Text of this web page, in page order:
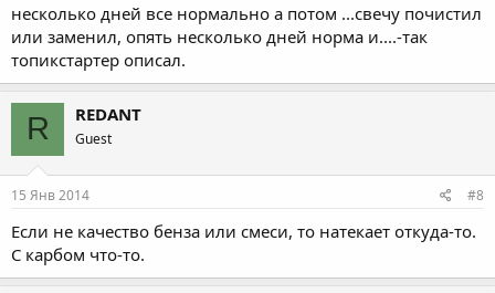
несколько дней все нормально а потом ...свечу почистил
или заменил, опять несколько дней норма и....-так
топикстартер описал.
R REDANT
Guest
15 Янв 2014 #8
Если не качество бенза или смеси, то натекает откуда-то.
С карбом что-то.